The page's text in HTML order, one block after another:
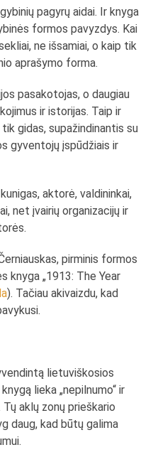
pagyrų aidai. Ir knyga
formos pavyzdys. Kai
ne išsamiai, o kaip tik
aprašymo forma.
pasakotojas, o daugiau
ir istorijas. Taip ir
gidas, supažindinantis su
gyventojų įspūdžiais ir
aktorė, valdininkai,
net įvairių organizacijų ir
pirminis formos
knyga „1913: The Year
). Tačiau akivaizdu, kad
lietuviškosios
lieka „nepilnumo“ ir
Tų aklų zonų prieškario
daug, kad būtų galima